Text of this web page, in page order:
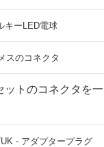
キーLED電球
スのコネクタ
ットのコネクタを一
- アダプタープラグ